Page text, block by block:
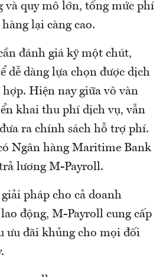
và quy mô lớn, tổng mức phí
lại càng cao.
đánh giá kỹ một chút,
dễ dàng lựa chọn được dịch
Hiện nay giữa vô vàn
khai thu phí dịch vụ, vẫn
ra chính sách hỗ trợ phí.
Ngân hàng Maritime Bank
lương M-Payroll.
pháp cho cả doanh
động, M-Payroll cung cấp
ưu đãi khủng cho mọi đối